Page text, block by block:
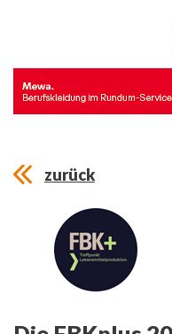
zurück